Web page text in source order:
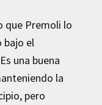
que Premoli lo
bajo el
una buena
la
pero